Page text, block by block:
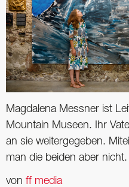
Magdalena Messner ist
Mountain Museen. Ihr
an sie weitergegeben.
man die beiden aber nicht.
von ff media